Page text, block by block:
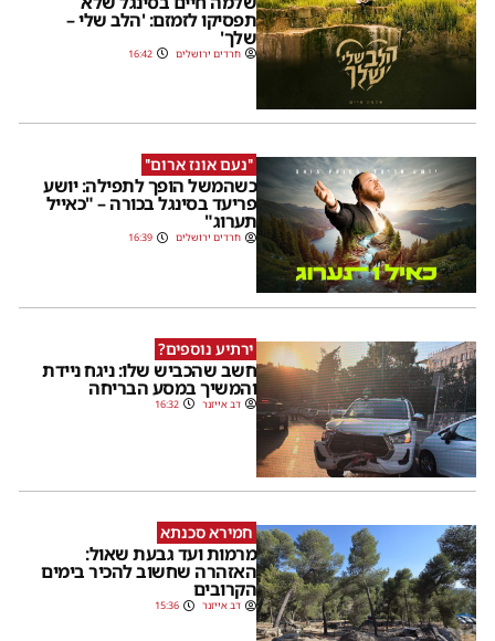
תפסיקו לזמזם: 'הלב שלי –
שלך'
חרדים ירושלים 16:42
''נעם אונז ארום''
כשהמשל הופך לתפילה: יושע
פריעד בסינגל בכורה – "כאייל
תערוג"
חרדים ירושלים 16:39
ירתיע נוספים?
חשב שהכביש שלו: ניגח ניידת
והמשיך במסע הבריחה
דב אייזנר 16:32
חמירא סכנתא
מרמות ועד גבעת שאול:
האזהרה שחשוב להכיר בימים
הקרובים
דב אייזנר 15:36